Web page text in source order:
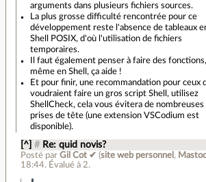
arguments dans plusieurs fichiers sources.
La plus grosse difficulté rencontrée pour ce
développement reste l'absence de tableaux
Shell POSIX, d'où l'utilisation de fichiers
temporaires.
Il faut également penser à faire des fonctions,
même en Shell, ça aide !
Et pour finir, une recommandation pour ceux
voudraient faire un gros script Shell, utilisez
ShellCheck, cela vous évitera de nombreuses
prises de tête (une extension VSCodium est
disponible).
[^] # Re: quid novis?
Posté par Gil Cot ✔ (site web personnel ,
18:44. Évalué à 2.